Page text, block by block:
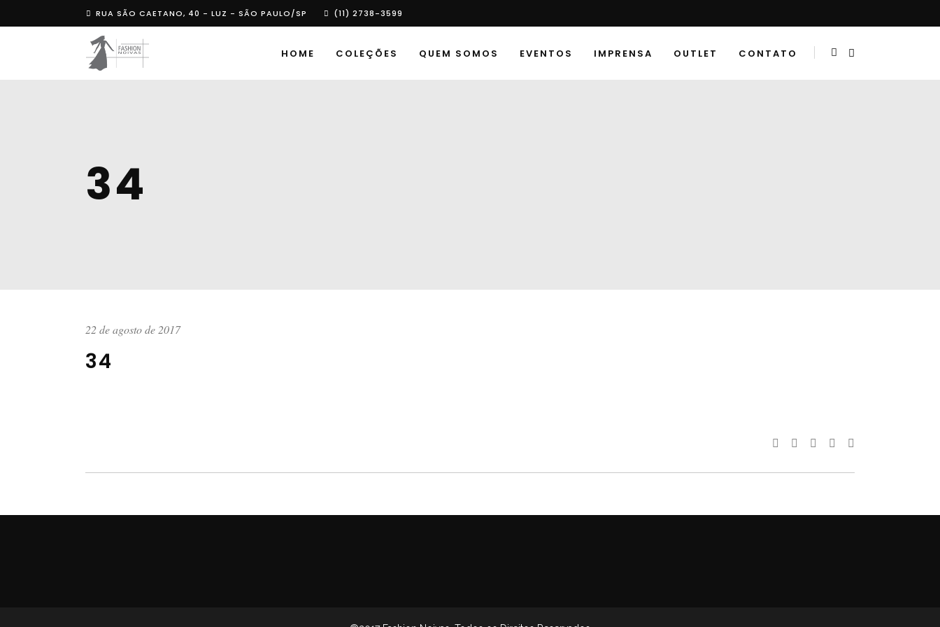
RUA SÃO CAETANO, 40 - LUZ - SÃO PAULO/SP (11) 2738-3599
HOME COLEÇÕES QUEM SOMOS EVENTOS IMPRENSA OUTLET CONTATO
34
22 de agosto de 2017
34